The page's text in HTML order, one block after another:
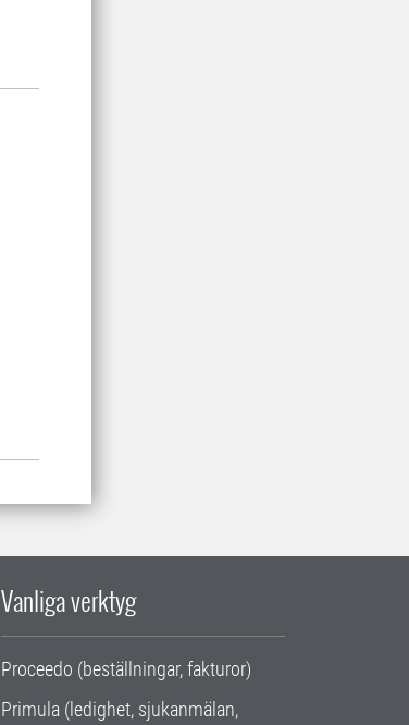
Vanliga verktyg
Proceedo (beställningar, fakturor)
Primula (ledighet, sjukanmälan,